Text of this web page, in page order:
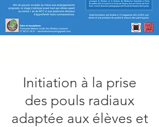
Initiation à la prise
des pouls radiaux
adaptée aux élèves et